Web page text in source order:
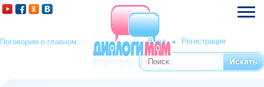
Поговорим о главном... Вход Регистрация
Форма поиска
Поиск